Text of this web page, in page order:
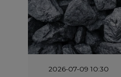
2026-07-09 10:30